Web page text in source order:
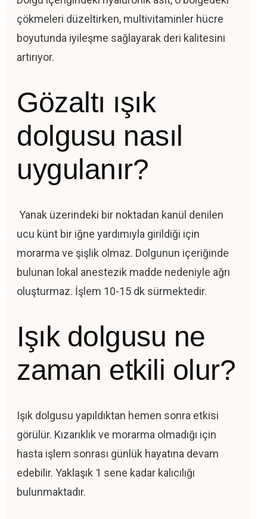
çökmeleri düzeltirken, multivitaminler hücre
boyutunda iyileşme sağlayarak deri kalitesini
artırıyor.
Gözaltı ışık
dolgusu nasıl
uygulanır?
Yanak üzerindeki bir noktadan kanül denilen
ucu künt bir iğne yardımıyla girildiği için
morarma ve şişlik olmaz. Dolgunun içeriğinde
bulunan lokal anestezik madde nedeniyle ağrı
oluşturmaz. İşlem 10-15 dk sürmektedir.
Işık dolgusu ne
zaman etkili olur?
Işık dolgusu yapıldıktan hemen sonra etkisi
görülür. Kızarıklık ve morarma olmadığı için
hasta işlem sonrası günlük hayatına devam
edebilir. Yaklaşık 1 sene kadar kalıcılığı
bulunmaktadır.